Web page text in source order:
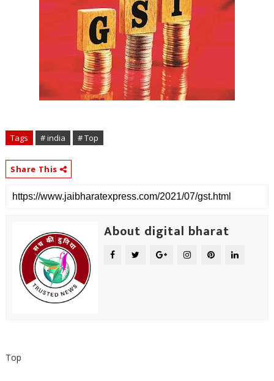
Tags # india # Top
Share This
About digital bharat
Top